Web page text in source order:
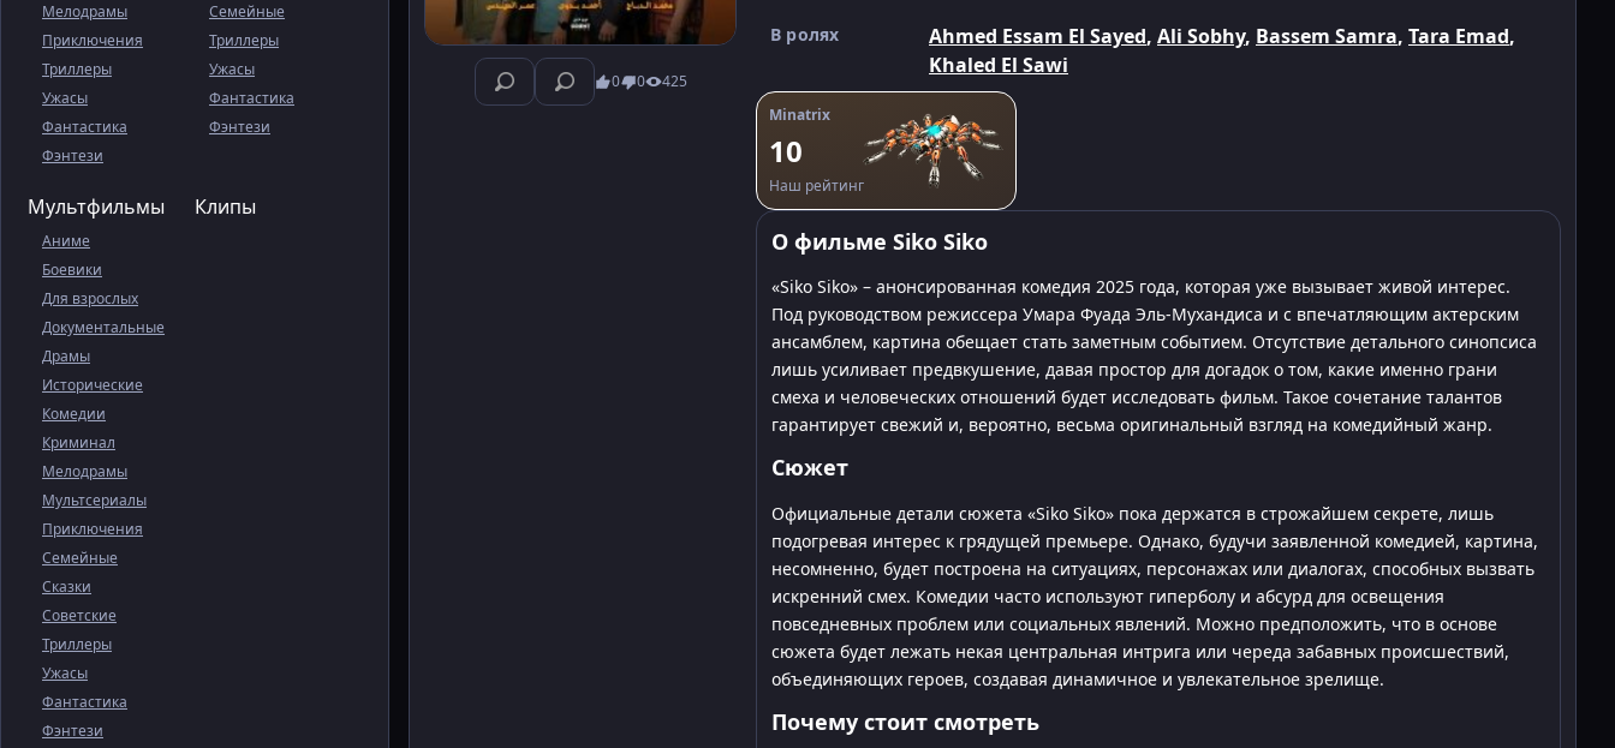
Мелодрамы
Приключения
Триллеры
Ужасы
Фантастика
Фэнтези
Семейные
Триллеры
Ужасы
Фантастика
Фэнтези
Мультфильмы
Аниме
Боевики
Для взрослых
Документальные
Драмы
Исторические
Комедии
Криминал
Мелодрамы
Мультсериалы
Приключения
Семейные
Сказки
Советские
Триллеры
Ужасы
Фантастика
Фэнтези
Клипы
0 0 425
В ролях Ahmed Essam El Sayed, Ali Sobhy, Bassem Samra, Tara Emad,
Khaled El Sawi
Minatrix
10
Наш рейтинг
О фильме Siko Siko
«Siko Siko» – анонсированная комедия 2025 года, которая уже вызывает живой интерес.
Под руководством режиссера Умара Фуада Эль-Мухандиса и с впечатляющим актерским
ансамблем, картина обещает стать заметным событием. Отсутствие детального синопсиса
лишь усиливает предвкушение, давая простор для догадок о том, какие именно грани
смеха и человеческих отношений будет исследовать фильм. Такое сочетание талантов
гарантирует свежий и, вероятно, весьма оригинальный взгляд на комедийный жанр.
Сюжет
Официальные детали сюжета «Siko Siko» пока держатся в строжайшем секрете, лишь
подогревая интерес к грядущей премьере. Однако, будучи заявленной комедией, картина,
несомненно, будет построена на ситуациях, персонажах или диалогах, способных вызвать
искренний смех. Комедии часто используют гиперболу и абсурд для освещения
повседневных проблем или социальных явлений. Можно предположить, что в основе
сюжета будет лежать некая центральная интрига или череда забавных происшествий,
объединяющих героев, создавая динамичное и увлекательное зрелище.
Почему стоит смотреть